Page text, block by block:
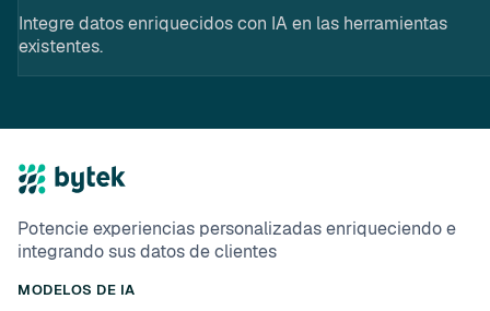
Integre datos enriquecidos con IA en las herramientas
existentes.
Potencie experiencias personalizadas enriqueciendo e
integrando sus datos de clientes
MODELOS DE IA